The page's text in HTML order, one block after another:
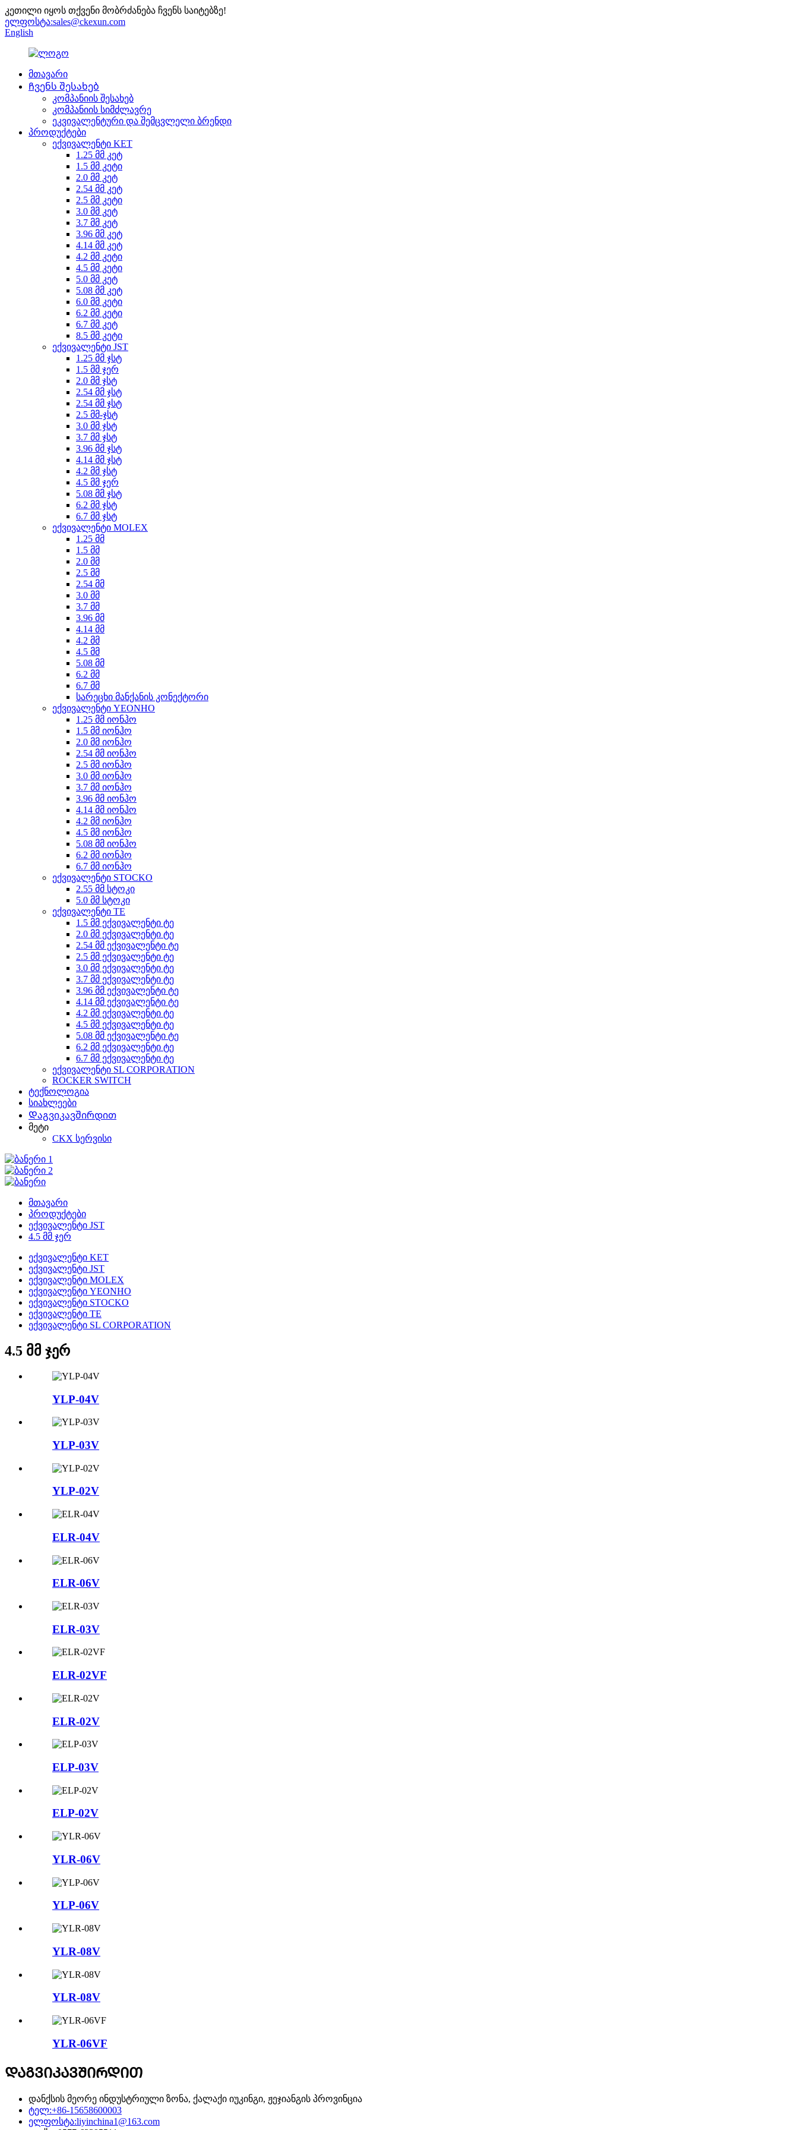
კეთილი იყოს თქვენი მობრძანება ჩვენს საიტებზე!
ელფოსტა:sales@ckexun.com
English
მთავარი
Ჩვენს შესახებ
კომპანიის შესახებ
კომპანიის სიმძლავრე
ეკვივალენტური და შემცვლელი ბრენდი
პროდუქტები
ექვივალენტი KET
1.25 მმ კეტ
1.5 მმ კეტი
2.0 მმ კეტ
2.54 მმ კეტ
2.5 მმ კეტი
3.0 მმ კეტ
3.7 მმ კეტ
3.96 მმ კეტ
4.14 მმ კეტ
4.2 მმ კეტი
4.5 მმ კეტი
5.0 მმ კეტ
5.08 მმ კეტ
6.0 მმ კეტი
6.2 მმ კეტი
6.7 მმ კეტ
8.5 მმ კეტი
ექვივალენტი JST
1.25 მმ ჯსტ
1.5 მმ ჯერ
2.0 მმ ჯსტ
2.54 მმ ჯსტ
2.54 მმ ჯსტ
2.5 მმ-ჯსტ
3.0 მმ ჯსტ
3.7 მმ ჯსტ
3.96 მმ ჯსტ
4.14 მმ ჯსტ
4.2 მმ ჯსტ
4.5 მმ ჯერ
5.08 მმ ჯსტ
6.2 მმ ჯსტ
6.7 მმ ჯსტ
ექვივალენტი MOLEX
1.25 მმ
1.5 მმ
2.0 მმ
2.5 მმ
2.54 მმ
3.0 მმ
3.7 მმ
3.96 მმ
4.14 მმ
4.2 მმ
4.5 მმ
5.08 მმ
6.2 მმ
6.7 მმ
სარეცხი მანქანის კონექტორი
ექვივალენტი YEONHO
1.25 მმ იონჰო
1.5 მმ იონჰო
2.0 მმ იონჰო
2.54 მმ იონჰო
2.5 მმ იონჰო
3.0 მმ იონჰო
3.7 მმ იონჰო
3.96 მმ იონჰო
4.14 მმ იონჰო
4.2 მმ იონჰო
4.5 მმ იონჰო
5.08 მმ იონჰო
6.2 მმ იონჰო
6.7 მმ იონჰო
ექვივალენტი STOCKO
2.55 მმ სტოკი
5.0 მმ სტოკი
ექვივალენტი TE
1.5 მმ ექვივალენტი ტე
2.0 მმ ექვივალენტი ტე
2.54 მმ ექვივალენტი ტე
2.5 მმ ექვივალენტი ტე
3.0 მმ ექვივალენტი ტე
3.7 მმ ექვივალენტი ტე
3.96 მმ ექვივალენტი ტე
4.14 მმ ექვივალენტი ტე
4.2 მმ ექვივალენტი ტე
4.5 მმ ექვივალენტი ტე
5.08 მმ ექვივალენტი ტე
6.2 მმ ექვივალენტი ტე
6.7 მმ ექვივალენტი ტე
ექვივალენტი SL CORPORATION
ROCKER SWITCH
ტექნოლოგია
სიახლეები
Დაგვიკავშირდით
მეტი
CKX სერვისი
მთავარი
პროდუქტები
ექვივალენტი JST
4.5 მმ ჯერ
ექვივალენტი KET
ექვივალენტი JST
ექვივალენტი MOLEX
ექვივალენტი YEONHO
ექვივალენტი STOCKO
ექვივალენტი TE
ექვივალენტი SL CORPORATION
4.5 მმ ჯერ
YLP-04V
YLP-03V
YLP-02V
ELR-04V
ELR-06V
ELR-03V
ELR-02VF
ELR-02V
ELP-03V
ELP-02V
YLR-06V
YLP-06V
YLR-08V
YLR-08V
YLR-06VF
ᲓᲐᲒᲕᲘᲙᲐᲕᲨᲘᲠᲓᲘᲗ
დანქსის მეორე ინდუსტრიული ზონა, ქალაქი იუკინგი, ჟეჯიანგის პროვინცია
ტელ:+86-15658600003
ელფოსტა:liyinchina1@163.com